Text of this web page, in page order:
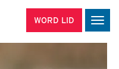
WORD LID